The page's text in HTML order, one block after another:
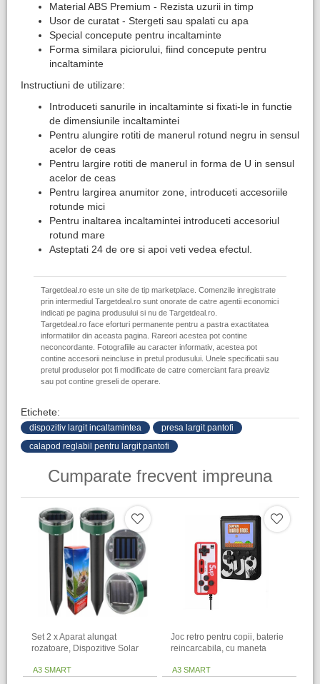
Material ABS Premium - Rezista uzurii in timp
Usor de curatat - Stergeti sau spalati cu apa
Special concepute pentru incaltaminte
Forma similara piciorului, fiind concepute pentru
incaltaminte
Instructiuni de utilizare:
Introduceti sanurile in incaltaminte si fixati-le in functie
de dimensiunile incaltamintei
Pentru alungire rotiti de manerul rotund negru in sensul
acelor de ceas
Pentru largire rotiti de manerul in forma de U in sensul
acelor de ceas
Pentru largirea anumitor zone, introduceti accesoriile
rotunde mici
Pentru inaltarea incaltamintei introduceti accesoriul
rotund mare
Asteptati 24 de ore si apoi veti vedea efectul.
Targetdeal.ro este un site de tip marketplace. Comenzile inregistrate
prin intermediul Targetdeal.ro sunt onorate de catre agentii economici
indicati pe pagina produsului si nu de Targetdeal.ro.
Targetdeal.ro face eforturi permanente pentru a pastra exactitatea
informatiilor din aceasta pagina. Rareori acestea pot contine
neconcordante. Fotografiile au caracter informativ, acestea pot
contine accesorii neincluse in pretul produsului. Unele specificatii sau
pretul produselor pot fi modificate de catre comerciant fara preaviz
sau pot contine greseli de operare.
Etichete:
dispozitiv largit incaltamintea
presa largit pantofi
calapod reglabil pentru largit pantofi
Cumparate frecvent impreuna
Set 2 x Aparat alungat
rozatoare, Dispozitive Solar
A3 SMART
Joc retro pentru copii, baterie
reincarcabila, cu maneta
A3 SMART